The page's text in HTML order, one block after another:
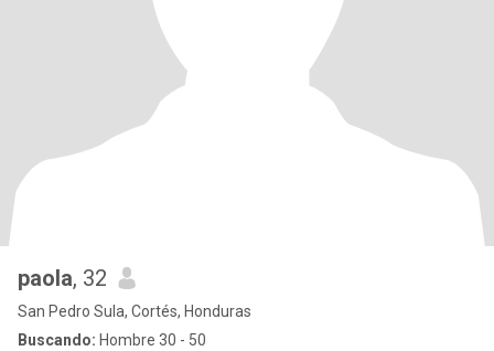
paola, 32
San Pedro Sula, Cortés, Honduras
Buscando: Hombre 30 - 50